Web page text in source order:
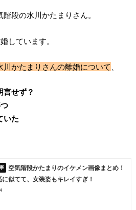
段の水川かたまりさん。
しています。
川かたまりさんの離婚について
言せず？
いた
空気階段かたまりのイケメン画像まとめ！
に似てて、女装姿もキレイすぎ！